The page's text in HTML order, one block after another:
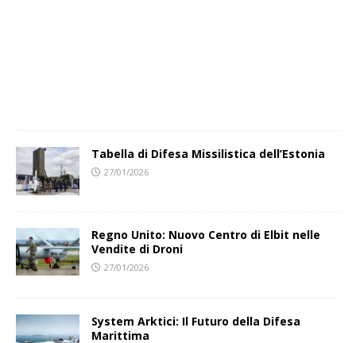
Tabella di Difesa Missilistica dell’Estonia
27/01/2026
Regno Unito: Nuovo Centro di Elbit nelle
Vendite di Droni
27/01/2026
System Arktici: Il Futuro della Difesa
Marittima